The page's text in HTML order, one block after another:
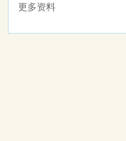
更多资料